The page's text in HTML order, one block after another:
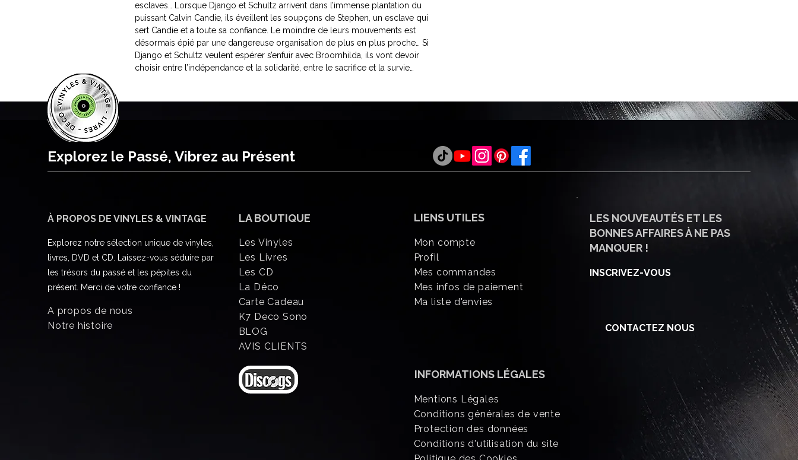
esclaves… Lorsque Django et Schultz arrivent dans l’immense plantation du
puissant Calvin Candie, ils éveillent les soupçons de Stephen, un esclave qui
sert Candie et a toute sa confiance. Le moindre de leurs mouvements est
désormais épié par une dangereuse organisation de plus en plus proche… Si
Django et Schultz veulent espérer s’enfuir avec Broomhilda, ils vont devoir
choisir entre l’indépendance et la solidarité, entre le sacrifice et la survie…
Explorez le Passé, Vibrez au Présent
À PROPOS DE VINYLES & VINTAGE
Explorez notre sélection unique de vinyles,
livres, DVD et CD. Laissez-vous séduire par
les trésors du passé et les pépites du
présent. Merci de votre confiance !
A propos de nous
Notre histoire
LA BOUTIQUE
Les Vinyles
Les Livres
Les CD
La Déco
Carte Cadeau
K7 Deco Sono
BLOG
AVIS CLIENTS
LIENS UTILES
Mon compte
Profil
Mes commandes
Mes infos de paiement
Ma liste d'envies
INFORMATIONSLÉGALES
Mentions Légales
Conditions générales de vente
Protection des données
Conditions d'utilisation du site
LES NOUVEAUTÉS ET LES
BONNES AFFAIRES À NE PAS
MANQUER !
INSCRIVEZ-VOUS
CONTACTEZ NOUS